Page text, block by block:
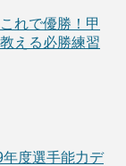
れで優勝！甲
える必勝練習
年度選手能力デ